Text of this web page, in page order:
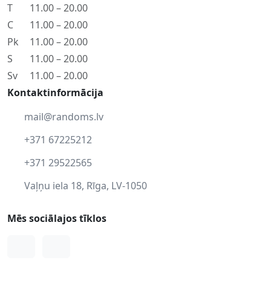
T
11.00 – 20.00
C
11.00 – 20.00
Pk
11.00 – 20.00
S
11.00 – 20.00
Sv
11.00 – 20.00
Kontaktinformācija
mail@randoms.lv
+371 67225212
+371 29522565
Vaļņu iela 18, Rīga, LV-1050
Mēs sociālajos tīklos